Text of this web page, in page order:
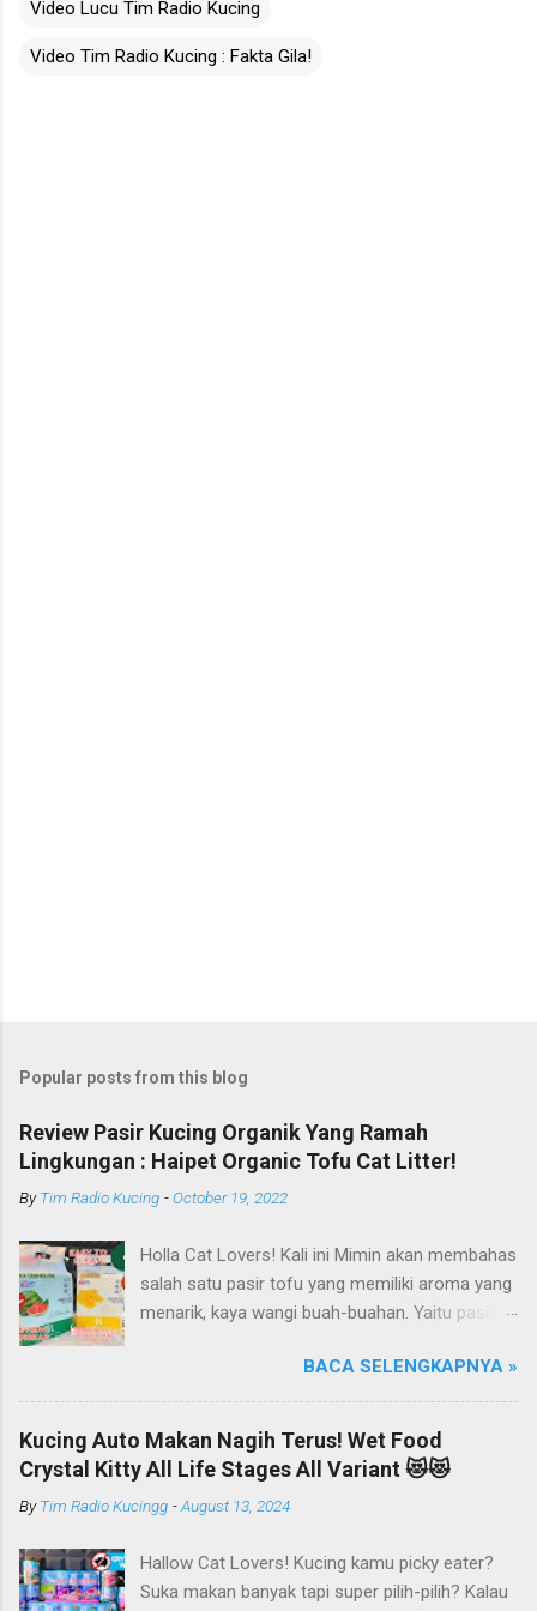
Video Lucu Tim Radio Kucing
Video Tim Radio Kucing : Fakta Gila!
Popular posts from this blog
Review Pasir Kucing Organik Yang Ramah
Lingkungan : Haipet Organic Tofu Cat Litter!
ByTim Radio Kucing -October 19, 2022
Holla Cat Lovers! Kali ini Mimin akan membahas
salah satu pasir tofu yang memiliki aroma yang
menarik, kaya wangi buah-buahan. Yaitu pasir
Haipet merupakan salah satu merk produk
kucing yang diproduksi oleh PT. Arthacat Tirta
Surya, Indonesia. Perusahaan ini bergerak di
bidang produk perlengkapan kucing, seperti Cat
Tree Furniture, Cat Accessories, Cat Food, Cat
Litter, Cat Sandbox/Cat Litter, dan lain-lain.
dahulu dari PT. Arthacat Tirta Surya ini, ada
Arthacat Cat Litter, Sandbox/Cat Litter, Cat
BACA SELENGKAPNYA »
Kucing Auto Makan Nagih Terus! Wet Food
Crystal Kitty All Life Stages All Variant 😻😻
ByTim Radio Kucingg -August 13, 2024
Hallow Cat Lovers! Kucing kamu picky eater?
Suka makan banyak tapi super pilih-pilih? Kalau